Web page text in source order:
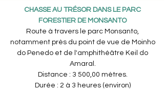
CHASSE AU TRÉSOR DANS LE PARC
FORESTIER DE MONSANTO
Route à travers le parc Monsanto,
notamment près du point de vue de Moinho
do Penedo et de l'amphithéâtre Keil do
Amaral.
​Distance : 3 500,00 mètres.
Durée : 2 à 3 heures (environ)